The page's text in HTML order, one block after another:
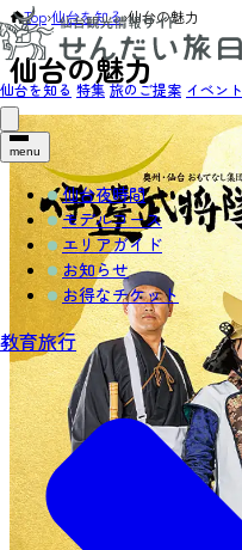
仙台を知る 特集 旅のご提案 イベント
menu
仙台夜時間
モデルコース
エリアガイド
お知らせ
お得なチケット
教育旅行
Top›仙台を知る›仙台の魅力
仙台の魅力